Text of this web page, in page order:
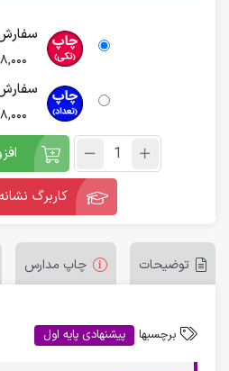
کاربرگ
توضیحات چاپ مدارس
برچسبها پیشنهادی پایه اول